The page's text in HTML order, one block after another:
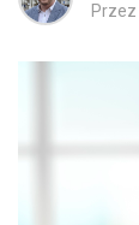
Przez